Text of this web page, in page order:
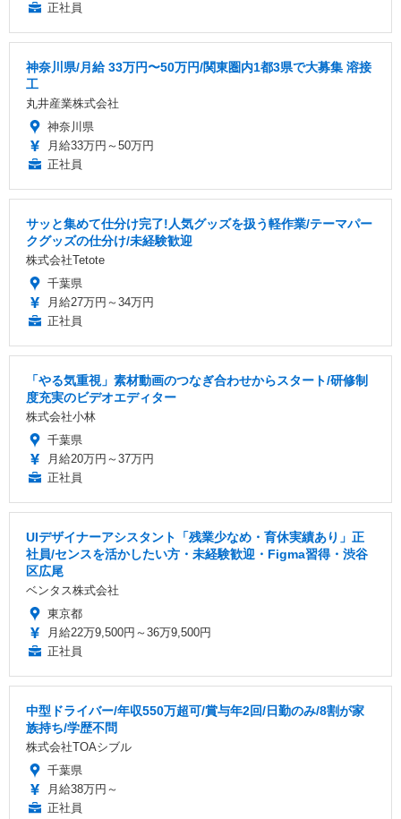
正社員
神奈川県/月給 33万円〜50万円/関東圏内1都3県で大募集 溶接
工
丸井産業株式会社
神奈川県
月給33万円～50万円
正社員
サッと集めて仕分け完了!人気グッズを扱う軽作業/テーマパー
クグッズの仕分け/未経験歓迎
株式会社Tetote
千葉県
月給27万円～34万円
正社員
「やる気重視」素材動画のつなぎ合わせからスタート/研修制
度充実のビデオエディター
株式会社小林
千葉県
月給20万円～37万円
正社員
UIデザイナーアシスタント「残業少なめ・育休実績あり」正
社員/センスを活かしたい方・未経験歓迎・Figma習得・渋谷
区広尾
ベンタス株式会社
東京都
月給22万9,500円～36万9,500円
正社員
中型ドライバー/年収550万超可/賞与年2回/日勤のみ/8割が家
族持ち/学歴不問
株式会社TOAシブル
千葉県
月給38万円～
正社員